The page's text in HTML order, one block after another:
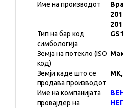
Име на производот
Тип на бар код
симбологија
Земја на потекло (ISO
код)
Земји каде што се
продава производот
MK,
Име на компанијата
провајдер на